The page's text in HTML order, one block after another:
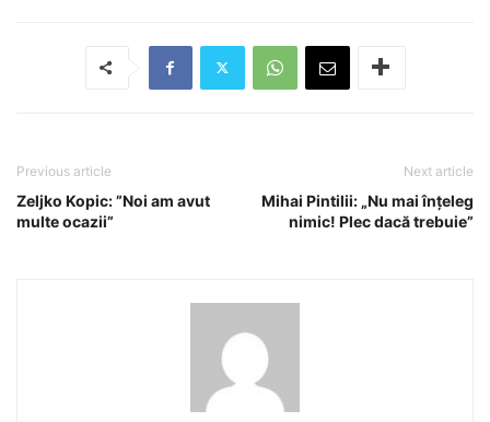
Previous article
Zeljko Kopic: ”Noi am avut
multe ocazii”
Next article
Mihai Pintilii: „Nu mai înțeleg
nimic! Plec dacă trebuie”